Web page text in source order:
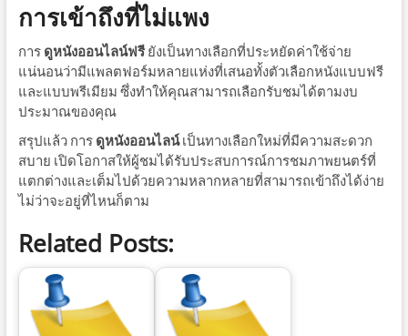
การเข้าถึงที่ไม่แพง
การ ดูหนังออนไลน์ฟรียังเป็นทางเลือกที่ประหยัดค่าใช้จ่าย
แน่นอนว่ามีแพลตฟอร์มหลายแห่งที่เสนอทั้งตัวเลือกหนังแบบฟรี
และแบบพรีเมียม ซึ่งทำให้คุณสามารถเลือกรับชมได้ตามงบ
ประมาณของคุณ
สรุปแล้ว การ ดูหนังออนไลน์เป็นทางเลือกใหม่ที่มีความสะดวก
สบาย เปิดโอกาสให้ผู้ชมได้รับประสบการณ์การชมภาพยนตร์ที่
แตกต่างและเต็มไปด้วยความหลากหลายที่สามารถเข้าถึงได้ง่าย
ไม่ว่าจะอยู่ที่ไหนก็ตาม
Related Posts: